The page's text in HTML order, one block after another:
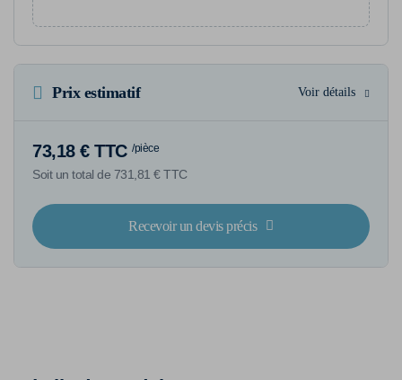
Prix estimatif Voir détails
73,18 € TTC /pièce
Soit un total de 731,81 € TTC
Recevoir un devis précis